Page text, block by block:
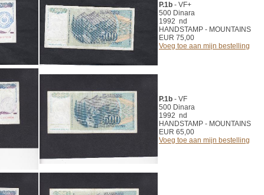
P.1b - VF+
500 Dinara
1992 nd
HANDSTAMP - MOUNTAINS
EUR 75,00
Voeg toe aan mijn bestelling
P.1b - VF
500 Dinara
1992 nd
HANDSTAMP - MOUNTAINS
EUR 65,00
Voeg toe aan mijn bestelling